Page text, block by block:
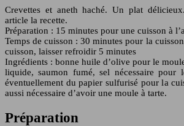
Crevettes et aneth haché. Un plat
article la recette.
Préparation : 15 minutes pour une cuisson à
Temps de cuisson : 30 minutes pour la
cuisson, laisser refroidir 5 minutes
Ingrédients : bonne huile d’olive pour le
liquide, saumon fumé, sel nécessaire pour
éventuellement du papier sulfurisé pour la
aussi nécessaire d’avoir une moule à tarte.
Préparation